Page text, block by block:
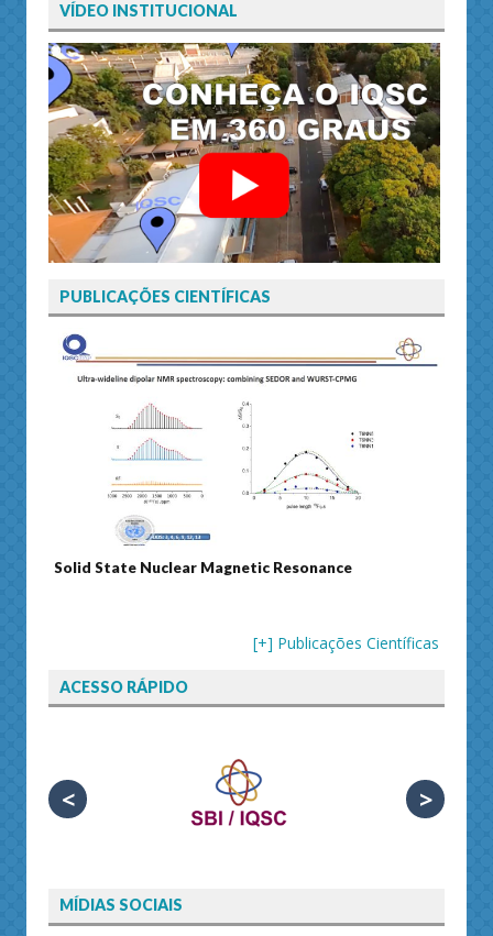
VÍDEO INSTITUCIONAL
PUBLICAÇÕES CIENTÍFICAS
Solid State Nuclear Magnetic Resonance
[+] Publicações Científicas
ACESSO RÁPIDO
< >
MÍDIAS SOCIAIS